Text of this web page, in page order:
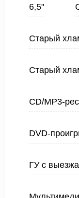
6,5"
Старый
Старый
CD/MP3-
DVD-
ГУ с